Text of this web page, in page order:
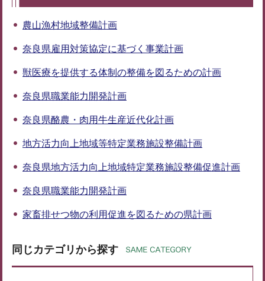
農山漁村地域整備計画
奈良県雇用対策協定に基づく事業計画
獣医療を提供する体制の整備を図るための計画
奈良県職業能力開発計画
奈良県酪農・肉用牛生産近代化計画
地方活力向上地域等特定業務施設整備計画
奈良県地方活力向上地域特定業務施設整備促進計画
奈良県職業能力開発計画
家畜排せつ物の利用促進を図るための県計画
同じカテゴリから探す